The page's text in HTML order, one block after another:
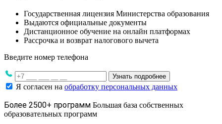
Государственная лицензия Министерства образования
Выдаются официальные документы
Дистанционное обучение на онлайн платформах
Рассрочка и возврат налогового вычета
Введите номер телефона
Узнать подробнее
Я согласен на обработку персональных данных
Более 2500+ программ Большая база собственных
образовательных программ